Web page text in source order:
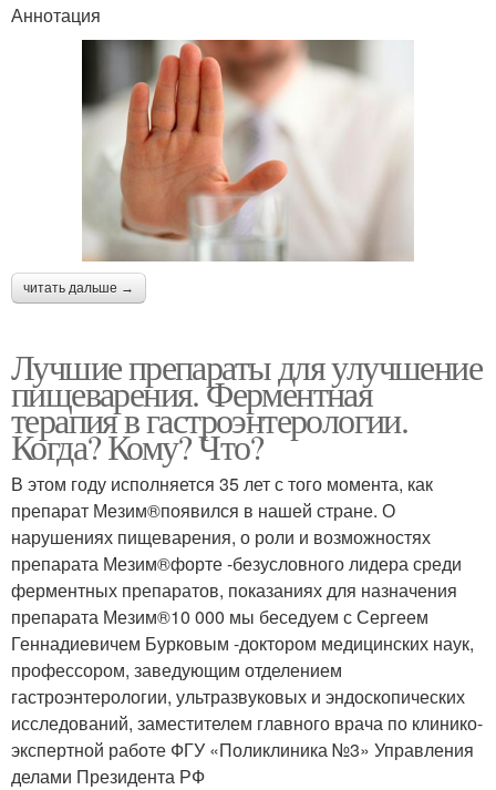
Аннотация
читать дальше →
Лучшие препараты для улучшение
пищеварения. Ферментная
терапия в гастроэнтерологии.
Когда? Кому? Что?
В этом году исполняется 35 лет с того момента, как
препарат Мезим®появился в нашей стране. О
нарушениях пищеварения, о роли и возможностях
препарата Мезим®форте -безусловного лидера среди
ферментных препаратов, показаниях для назначения
препарата Мезим®10 000 мы беседуем с Сергеем
Геннадиевичем Бурковым -доктором медицинских наук,
профессором, заведующим отделением
гастроэнтерологии, ультразвуковых и эндоскопических
исследований, заместителем главного врача по клинико-
экспертной работе ФГУ «Поликлиника №3» Управления
делами Президента РФ